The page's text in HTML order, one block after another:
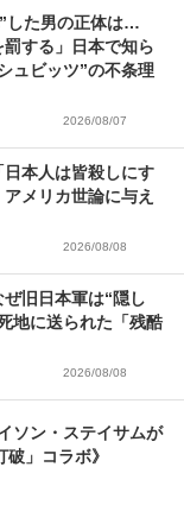
した男の正体は…
罰する」日本で知ら
ュビッツ”の不条理
2026/08/07
日本人は皆殺しにす
メリカ世論に与え
2026/08/08
ぜ旧日本軍は“隠し
地に送られた「残酷
2026/08/08
ソン・ステイサムが
」コラボ》